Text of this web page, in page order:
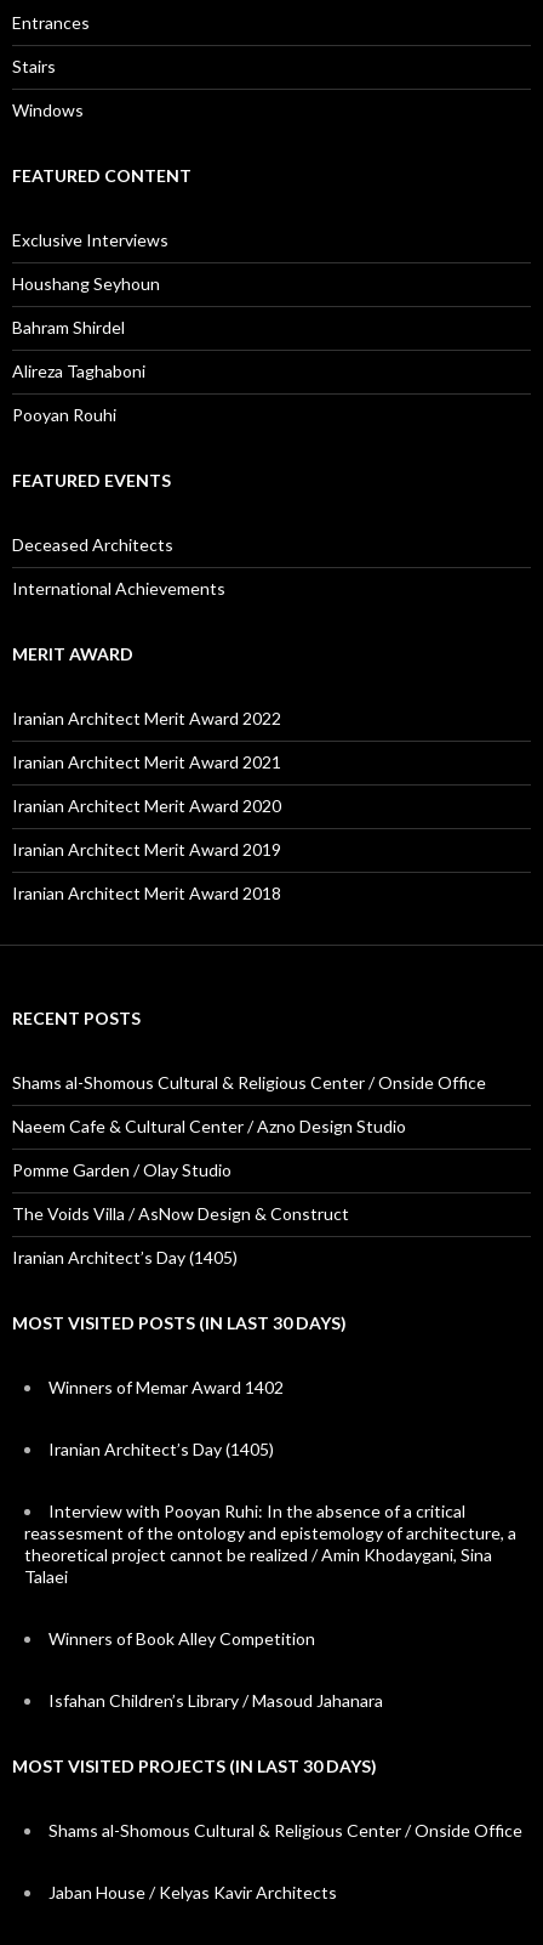
Entrances
Stairs
Windows
FEATURED CONTENT
Exclusive Interviews
Houshang Seyhoun
Bahram Shirdel
Alireza Taghaboni
Pooyan Rouhi
FEATURED EVENTS
Deceased Architects
International Achievements
MERIT AWARD
Iranian Architect Merit Award 2022
Iranian Architect Merit Award 2021
Iranian Architect Merit Award 2020
Iranian Architect Merit Award 2019
Iranian Architect Merit Award 2018
RECENT POSTS
Shams al-Shomous Cultural & Religious Center / Onside Office
Naeem Cafe & Cultural Center / Azno Design Studio
Pomme Garden / Olay Studio
The Voids Villa / AsNow Design & Construct
Iranian Architect’s Day (1405)
MOST VISITED POSTS (IN LAST 30 DAYS)
Winners of Memar Award 1402
Iranian Architect’s Day (1405)
Interview with Pooyan Ruhi: In the absence of a critical
reassesment of the ontology and epistemology of architecture, a
theoretical project cannot be realized / Amin Khodaygani, Sina
Talaei
Winners of Book Alley Competition
Isfahan Children’s Library / Masoud Jahanara
MOST VISITED PROJECTS (IN LAST 30 DAYS)
Shams al-Shomous Cultural & Religious Center / Onside Office
Jaban House / Kelyas Kavir Architects